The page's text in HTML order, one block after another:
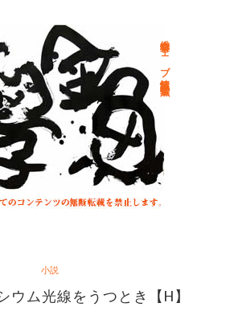
総合文学ウェブ情報誌 文学金魚
小説
ウム光線をうつとき【H】